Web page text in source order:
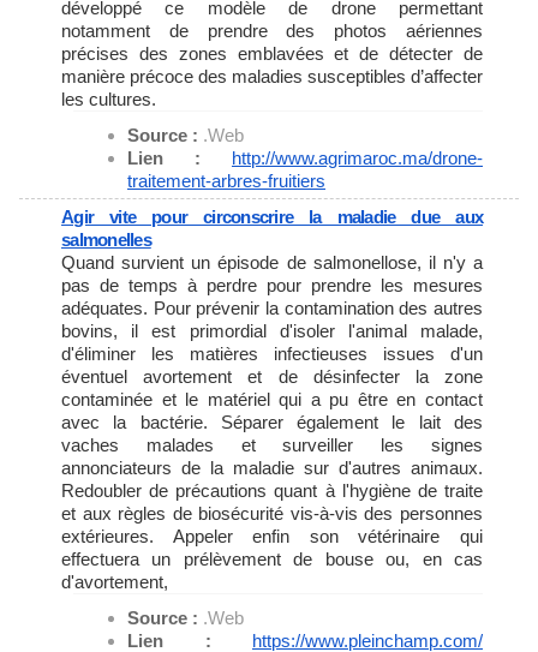
développé ce modèle de drone permettant
notamment de prendre des photos aériennes
précises des zones emblavées et de détecter de
manière précoce des maladies susceptibles d’affecter
les cultures.
Source : .Web
Lien : http://www.agrimaroc.ma/drone-
traitement-arbres-fruitiers
Agir vite pour circonscrire la maladie due aux
salmonelles
Quand survient un épisode de salmonellose, il n'y a
pas de temps à perdre pour prendre les mesures
adéquates. Pour prévenir la contamination des autres
bovins, il est primordial d'isoler l'animal malade,
d'éliminer les matières infectieuses issues d'un
éventuel avortement et de désinfecter la zone
contaminée et le matériel qui a pu être en contact
avec la bactérie. Séparer également le lait des
vaches malades et surveiller les signes
annonciateurs de la maladie sur d'autres animaux.
Redoubler de précautions quant à l'hygiène de traite
et aux règles de biosécurité vis-à-vis des personnes
extérieures. Appeler enfin son vétérinaire qui
effectuera un prélèvement de bouse ou, en cas
d'avortement,
Source : .Web
Lien : https://www.pleinchamp.com/